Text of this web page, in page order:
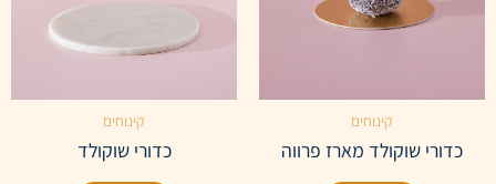
קינוחים
כדורי שוקולד מארז פרווה
קינוחים
כדורי שוקולד